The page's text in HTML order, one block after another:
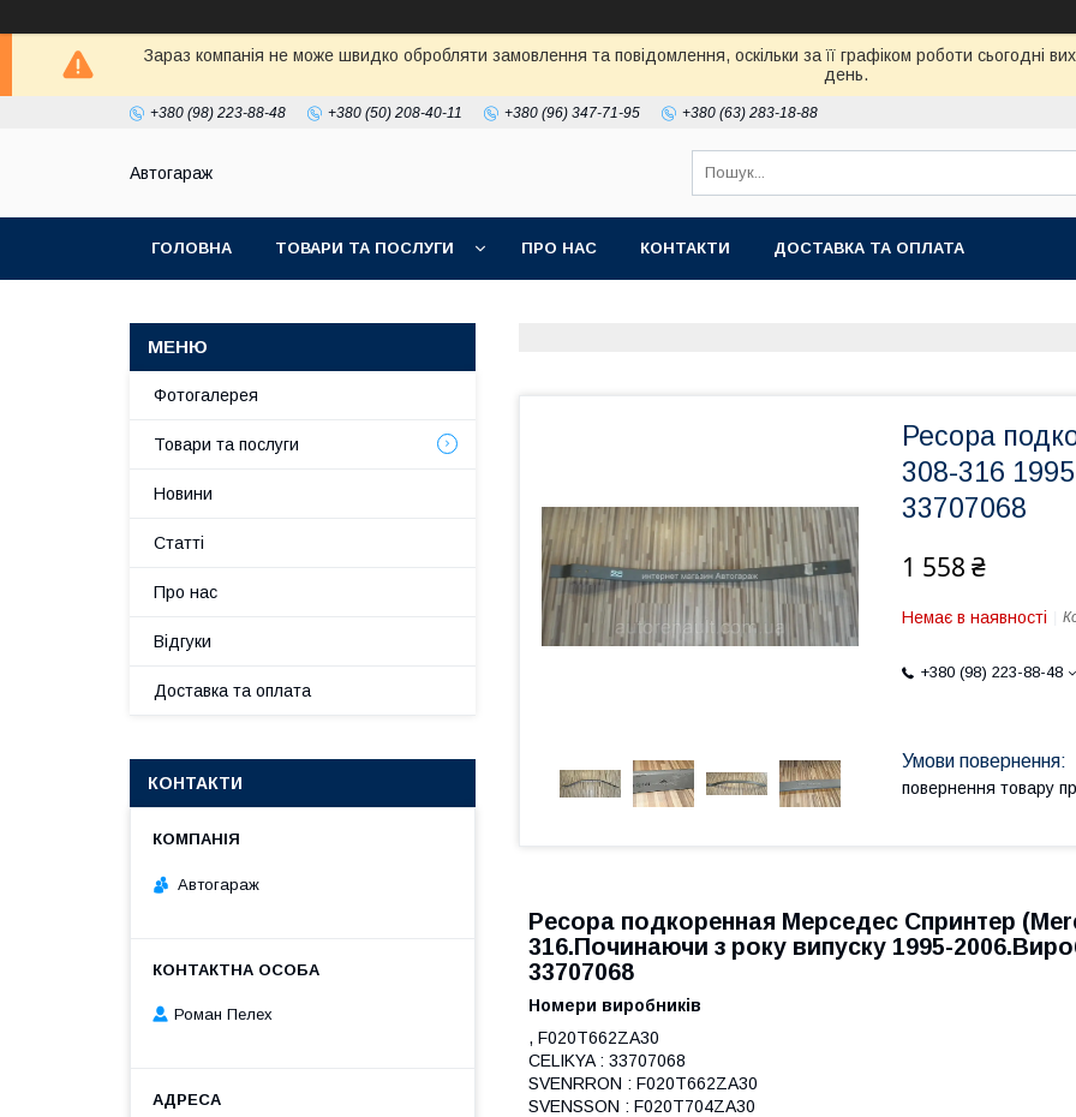
Зараз компанія не може швидко обробляти замовлення та повідомлення, оскільки за її графіком роботи сьогодні
день.
+380 (98) 223-88-48 +380 (50) 208-40-11 +380 (96) 347-71-95 +380 (63) 283-18-88
Автогараж
ГОЛОВНА ТОВАРИ ТА ПОСЛУГИ ПРО НАС КОНТАКТИ ДОСТАВКА ТА ОПЛАТА
Ресора
308-316
33707068
1 558 ₴
Немає в наявності
+380 (98) 223-88-48
повернення товару
Ресора подкоренная Мерседес Спринтер
316.Починаючи з року випуску 1995-
33707068
Номери виробників
, F020T662ZA30
CELIKYA : 33707068
SVENRRON : F020T662ZA30
SVENSSON : F020T704ZA30
Фотогалерея
Товари та послуги
Новини
Статті
Про нас
Відгуки
Доставка та оплата
КОНТАКТИ
Автогараж
Роман Пелех